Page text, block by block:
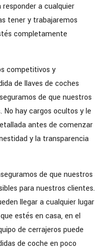
a cualquier
tener y trabajaremos
completamente
competitivos y
de llaves de coches
de que nuestros
hay cargos ocultos y le
antes de comenzar
y la transparencia
de que nuestros
para nuestros clientes.
llegar a cualquier lugar
estés en casa, en el
de cerrajeros puede
de coche en poco